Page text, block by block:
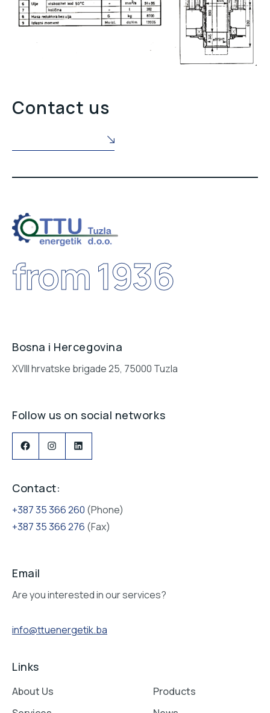
Contact us
from 1936
Bosna i Hercegovina
XVIII hrvatske brigade 25, 75000 Tuzla
Follow us on social networks
Contact:
+387 35 366 260 (Phone)
+387 35 366 276 (Fax)
Email
Are you interested in our services?
info@ttuenergetik.ba
Links
About Us
Products